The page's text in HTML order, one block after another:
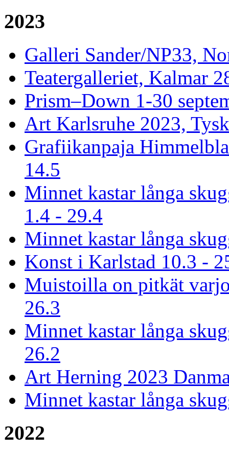
2023
Galleri Sander/NP33,
Teatergalleriet, Kalmar
Prism–Down 1-30
Art Karlsruhe 2023,
Grafiikanpaja
14.5
Minnet kastar långa
1.4 - 29.4
Minnet kastar långa
Konst i Karlstad 10.3 -
Muistoilla on pitkät
26.3
Minnet kastar långa
26.2
Art Herning 2023
Minnet kastar långa
2022